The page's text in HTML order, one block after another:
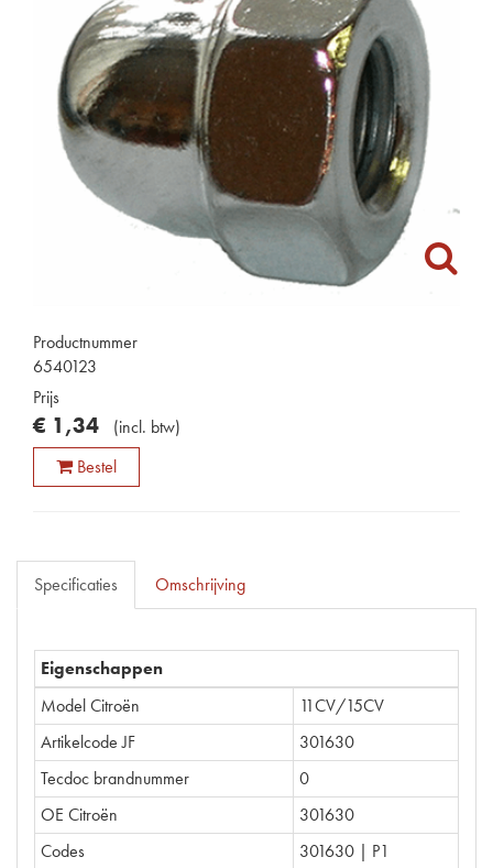
Productnummer
6540123
Prijs
€ 1,34 (incl. btw)
Bestel
Specificaties Omschrijving
Eigenschappen
Model Citroën
11CV/15CV
Artikelcode JF
301630
Tecdoc brandnummer
0
OE Citroën
301630
Codes
301630 | P1